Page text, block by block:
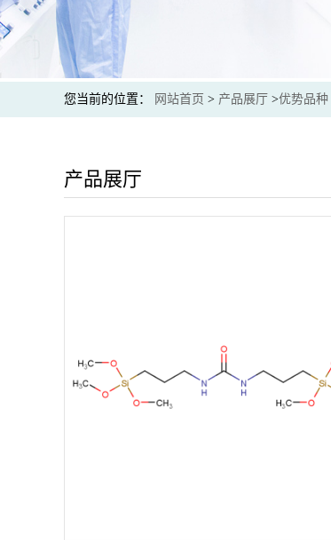
您当前的位置： 网站首页 > 产品展厅 >优势品种
产品展厅